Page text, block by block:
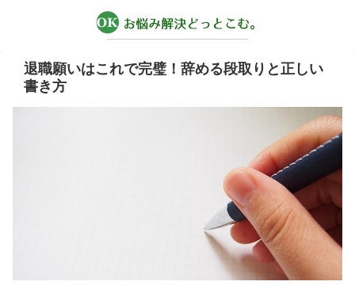
退職願いはこれで完璧！辞める段取りと正しい
書き方